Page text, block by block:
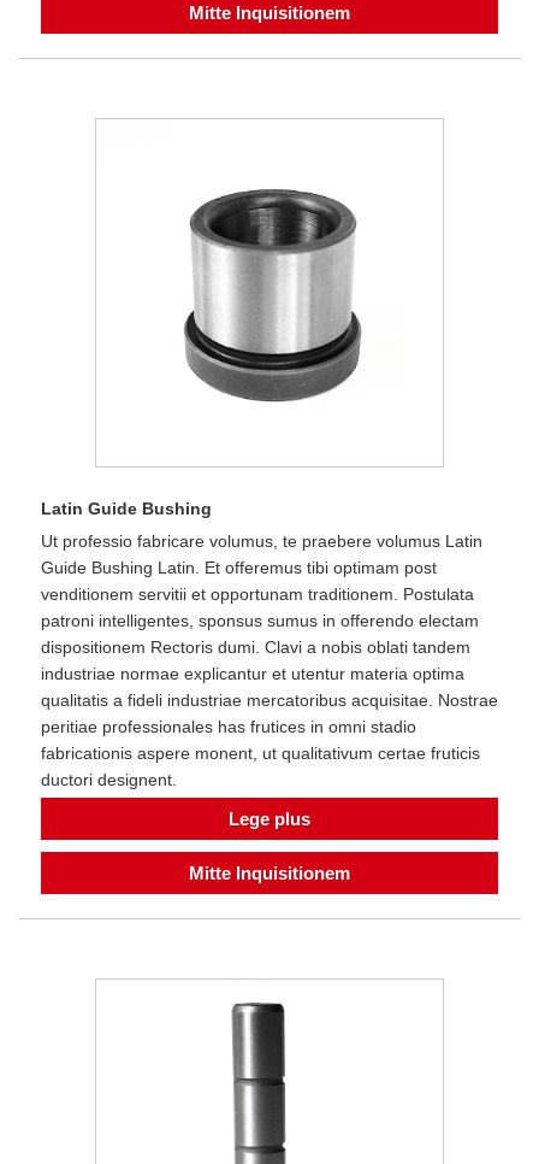
Mitte Inquisitionem
Latin Guide Bushing
Ut professio fabricare volumus, te praebere volumus Latin
Guide Bushing Latin. Et offeremus tibi optimam post
venditionem servitii et opportunam traditionem. Postulata
patroni intelligentes, sponsus sumus in offerendo electam
dispositionem Rectoris dumi. Clavi a nobis oblati tandem
industriae normae explicantur et utentur materia optima
qualitatis a fideli industriae mercatoribus acquisitae. Nostrae
peritiae professionales has frutices in omni stadio
fabricationis aspere monent, ut qualitativum certae fruticis
ductori designent.
Lege plus
Mitte Inquisitionem